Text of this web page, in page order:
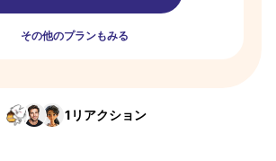
その他のプランもみる
1 リアクション